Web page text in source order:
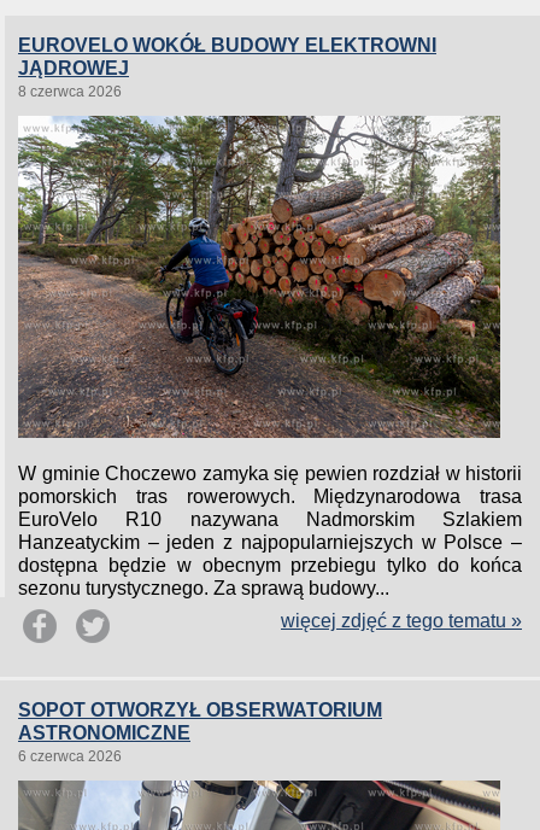
EUROVELO WOKÓŁ BUDOWY ELEKTROWNI
JĄDROWEJ
8 czerwca 2026
W gminie Choczewo zamyka się pewien rozdział w historii
pomorskich tras rowerowych. Międzynarodowa trasa
EuroVelo R10 nazywana Nadmorskim Szlakiem
Hanzeatyckim – jeden z najpopularniejszych w Polsce –
dostępna będzie w obecnym przebiegu tylko do końca
sezonu turystycznego. Za sprawą budowy...
więcej zdjęć z tego tematu »
SOPOT OTWORZYŁ OBSERWATORIUM
ASTRONOMICZNE
6 czerwca 2026